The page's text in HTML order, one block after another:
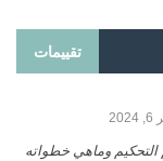
تقييمات
كتابي معكم